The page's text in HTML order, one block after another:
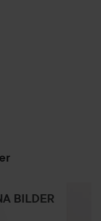
BILDER